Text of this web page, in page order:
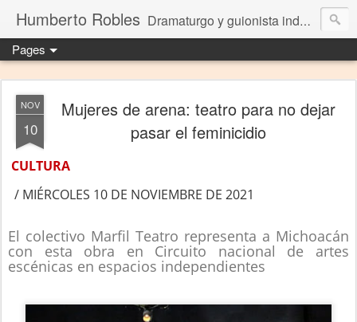
Humberto Robles Dramaturgo y guionista independiente
Pages
NOV
10
Mujeres de arena: teatro para no dejar
pasar el feminicidio
CULTURA
/ MIÉRCOLES 10 DE NOVIEMBRE DE 2021
El colectivo Marfil Teatro representa a Michoacán
con esta obra en Circuito nacional de artes
escénicas en espacios independientes